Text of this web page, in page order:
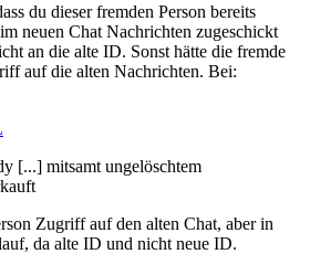
du dieser fremden Person bereits
neuen Chat Nachrichten zugeschickt
an die alte ID. Sonst hätte die fremde
auf die alten Nachrichten. Bei:
[...] mitsamt ungelöschtem
Zugriff auf den alten Chat, aber in
da alte ID und nicht neue ID.